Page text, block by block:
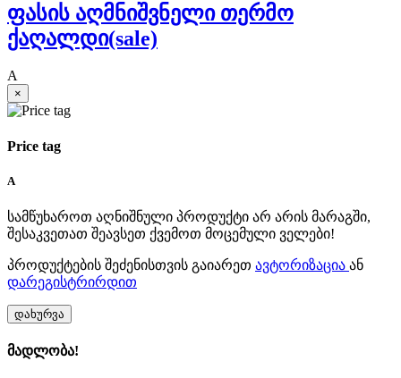
ფასის აღმნიშვნელი თერმო
ქაღალდი(sale)
A
×
Price tag
A
სამწუხაროთ აღნიშნული პროდუქტი არ არის მარაგში,
შესაკვეთათ შეავსეთ ქვემოთ მოცემული ველები!
პროდუქტების შეძენისთვის გაიარეთ ავტორიზაცია ან
დარეგისტრირდით
დახურვა
მადლობა!